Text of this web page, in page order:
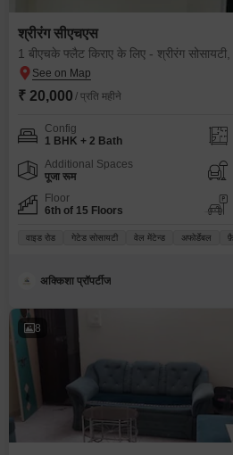
श्रीरंग सीएचएस
1 बीएचके फ्लैट किराए के लिए - श्रीरंग
₹ 20,000 / प्रति महीने
Config
1 BHK + 2 Bath
Additional Spaces
पूजा रूम
Floor
6th of 15 Floors
वाइड रोड गेटेड सोसायटी वेल मेंटेन्ड अफोर्डेबल
अक्किशा प्रॉपर्टीज
8